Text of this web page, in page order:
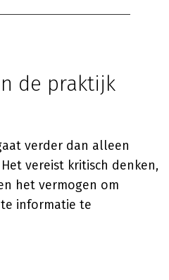
de praktijk
verder dan alleen
vereist kritisch denken,
het vermogen om
informatie te